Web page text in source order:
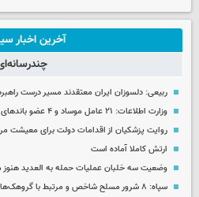
آخرین اخبار
ربیعی: دلسوزان ایران معتقدند مسیر درست
وزارت اطلاعات: ۲۱ عامل موساد و ۴ عضو باندهای مسلح بازداشت شدند
روایت پزشکیان از اقدامات دولت برای
ارتش کاملا آماده است
وضعیت سه خلبان عملیات حمله به العدید
سپاه: ۸ شرور مسلح شاخص و مرتبط با گروهک‌های تروریستی دستگیر شدند